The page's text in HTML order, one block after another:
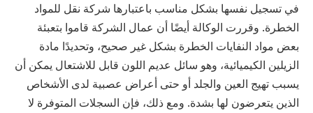
في تسجيل نفسها بشكل مناسب باعتبارها شركة نقل للمواد
الخطرة. وقررت الوكالة أيضًا أن عمال الشركة قاموا بتعبئة
بعض مواد النفايات الخطرة بشكل غير صحيح، وتحديدًا مادة
الزيلين الكيميائية، وهو سائل عديم اللون قابل للاشتعال يمكن أن
يسبب تهيج العين والجلد أو حتى أعراض عصبية لدى الأشخاص
الذين يتعرضون لها بشدة. ومع ذلك، فإن السجلات المتوفرة لا